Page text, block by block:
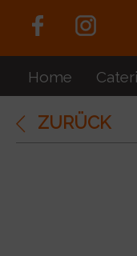
Home
ZURÜCK